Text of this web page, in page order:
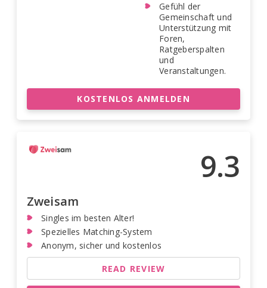
Gefühl der
Gemeinschaft und
Unterstützung mit
Foren,
Ratgeberspalten
und
Veranstaltungen.
KOSTENLOS ANMELDEN
9.3
Zweisam
Singles im besten Alter!
Spezielles Matching-System
Anonym, sicher und kostenlos
READ REVIEW